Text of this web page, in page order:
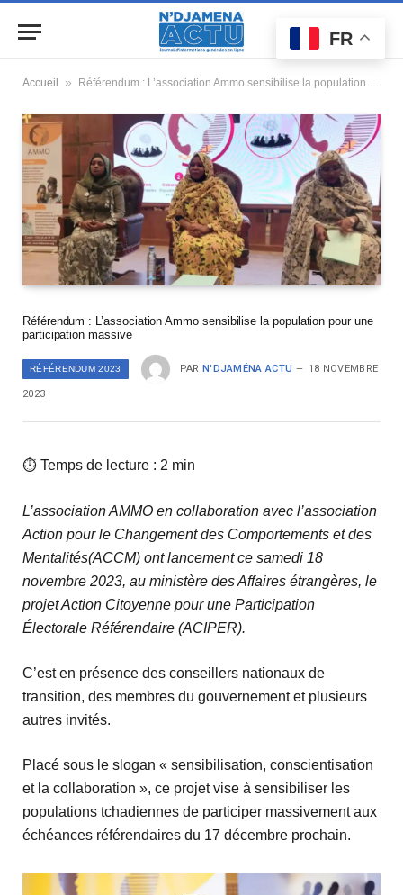
Accueil » Référendum : L’association Ammo sensibilise la population pour une participation massive
Référendum : L’association Ammo sensibilise la population pour une
participation massive
RÉFÉRENDUM 2023 PAR N'DJAMÉNA ACTU 18 NOVEMBRE
2023
⏱ Temps de lecture : 2 min
L’association AMMO en collaboration avec l’association
Action pour le Changement des Comportements et des
Mentalités(ACCM) ont lancement ce samedi 18
novembre 2023, au ministère des Affaires étrangères, le
projet Action Citoyenne pour une Participation
Électorale Référendaire (ACIPER).
C’est en présence des conseillers nationaux de
transition, des membres du gouvernement et plusieurs
autres invités.
Placé sous le slogan « sensibilisation, conscientisation
et la collaboration », ce projet vise à sensibiliser les
populations tchadiennes de participer massivement aux
échéances référendaires du 17 décembre prochain.
FR